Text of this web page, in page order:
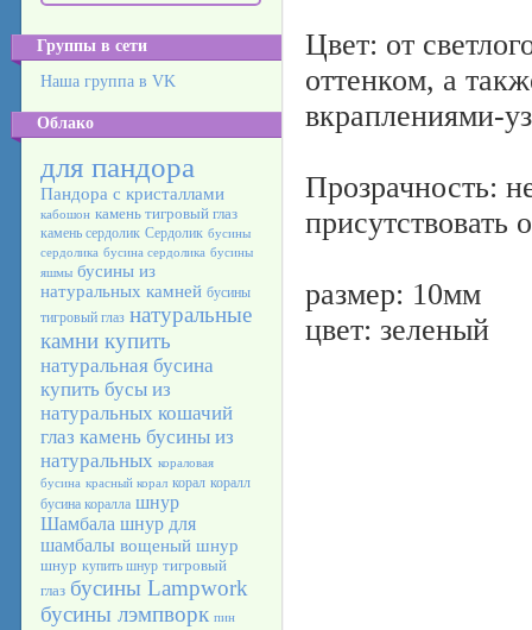
Группы в сети
Наша группа в VK
Облако
для пандора
Пандора с кристаллами
кабошон камень тигровый глаз
камень сердолик Сердолик бусины
сердолика бусина сердолика бусины
яшмы бусины из
натуральных камней бусины
тигровый глаз натуральные
камни купить
натуральная бусина
купить бусы из
натуральных кошачий
глаз камень бусины из
натуральных кораловая
бусина красный корал корал коралл
бусина коралла шнур
Шамбала шнур для
шамбалы вощеный шнур
шнур купить шнур тигровый
глаз бусины Lampwork
бусины лэмпворк пин
Цвет: от
оттенком, а
вкраплениями-
Прозрачность:
присутствовать
размер: 10мм
цвет: зеленый